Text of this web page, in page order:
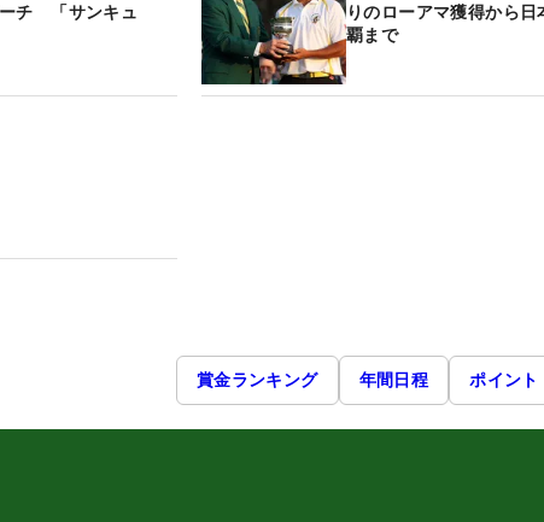
チ 「サンキュ
りのローアマ獲得から日
覇まで
賞金ランキング 年間日程 ポイント